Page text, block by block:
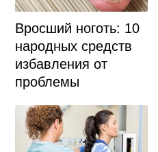
Вросший ноготь: 10
народных средств
избавления от
проблемы